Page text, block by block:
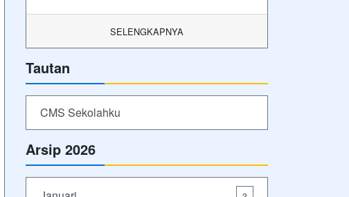
SELENGKAPNYA
Tautan
CMS Sekolahku
Arsip 2026